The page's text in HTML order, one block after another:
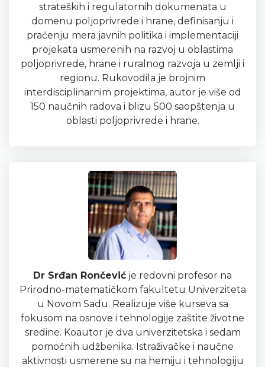
strateških i regulatornih dokumenata u
domenu poljoprivrede i hrane, definisanju i
praćenju mera javnih politika i implementaciji
projekata usmerenih na razvoj u oblastima
poljoprivrede, hrane i ruralnog razvoja u zemlji i
regionu. Rukovodila je brojnim
interdisciplinarnim projektima, autor je više od
150 naučnih radova i blizu 500 saopštenja u
oblasti poljoprivrede i hrane.
Dr Srđan Rončević je redovni profesor na
Prirodno-mate­matičkom fakultetu Univerziteta
u Novom Sadu. Realizuje više kurseva sa
fokusom na osnove i tehnologije zaštite životne
sredine. Koautor je dva univerzitetska i sedam
pomoćnih udžbenika. Istraživačke i naučne
aktivnosti usmerene su na hemiju i teh­nologiju